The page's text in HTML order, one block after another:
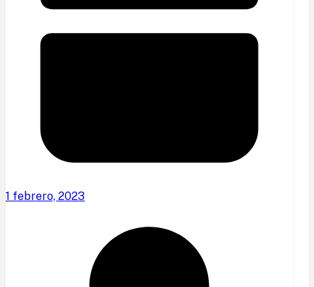
1 febrero, 2023